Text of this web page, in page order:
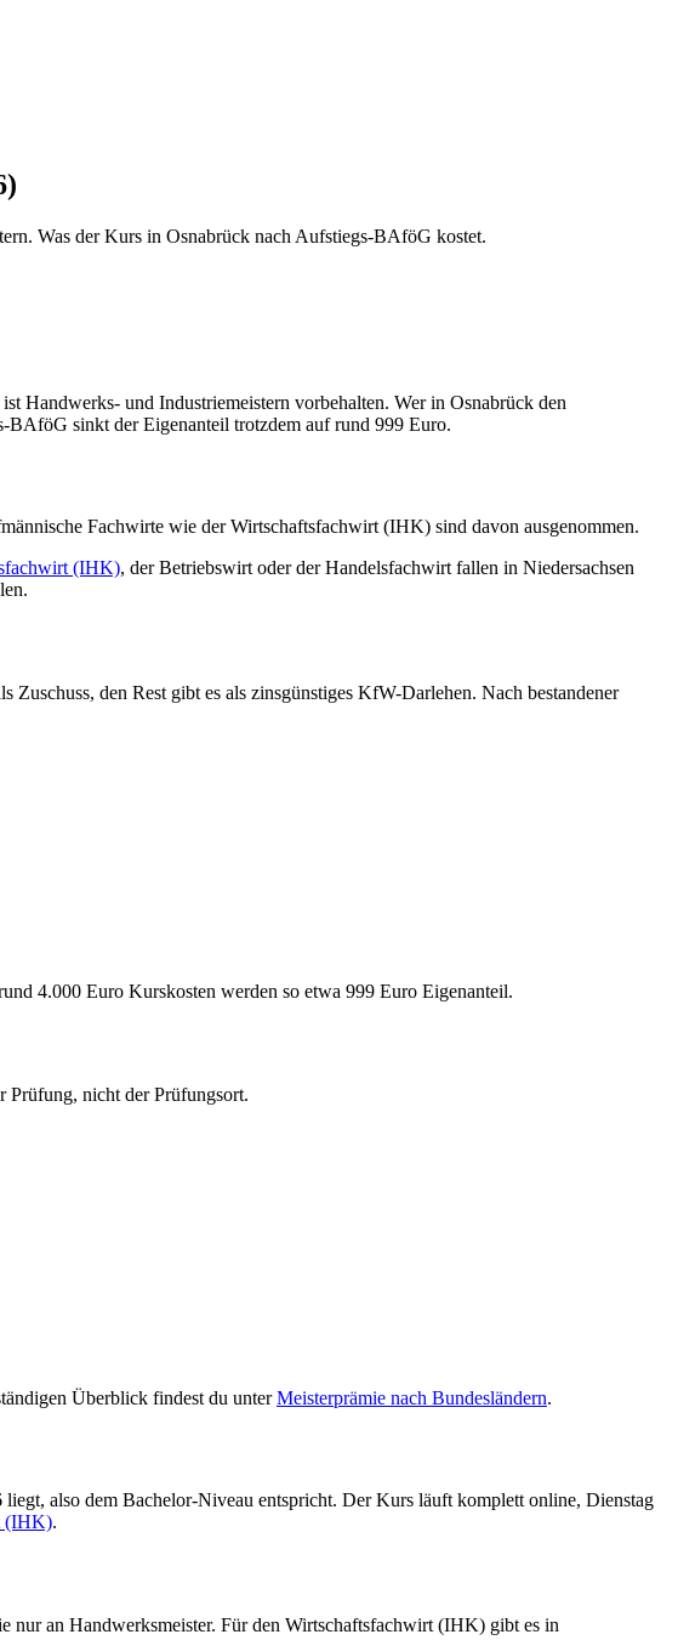
Was der Kurs in Osnabrück nach Aufstiegs-BAföG kostet.
Handwerks- und Industriemeistern vorbehalten. Wer in Osnabrück den
BAföG sinkt der Eigenanteil trotzdem auf rund 999 Euro.
Fachwirte wie der Wirtschaftsfachwirt (IHK) sind davon ausgenommen.
(IHK), der Betriebswirt oder der Handelsfachwirt fallen in Niedersachsen
den Rest gibt es als zinsgünstiges KfW-Darlehen. Nach bestandener
4.000 Euro Kurskosten werden so etwa 999 Euro Eigenanteil.
Prüfung, nicht der Prüfungsort.
Überblick findest du unterMeisterprämie nach Bundesländern.
also dem Bachelor-Niveau entspricht. Der Kurs läuft komplett online, Dienstag
(IHK).
nur an Handwerksmeister. Für den Wirtschaftsfachwirt (IHK) gibt es in